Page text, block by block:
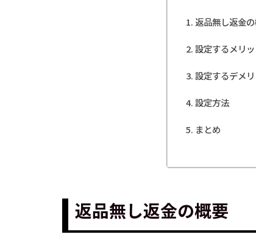
返品無し返金
設定するメリ
設定するデメ
設定方法
まとめ
返品無し返金の概要